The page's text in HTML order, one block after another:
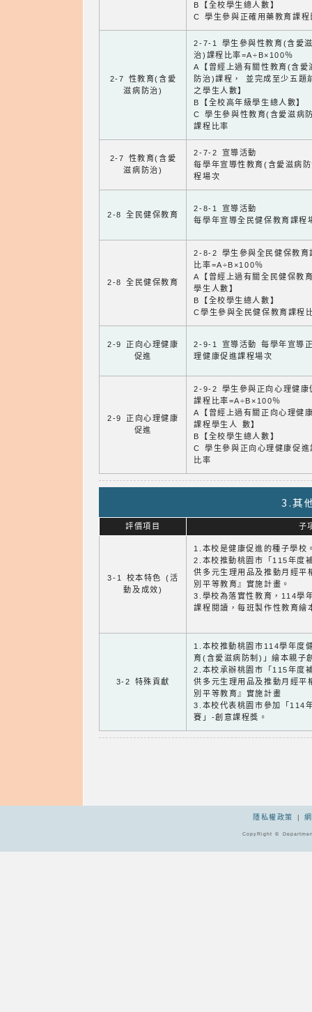
B【全校學生總人數】
C 學生參與正確用藥教育課程
2-7 性教育(含愛
滋病防治)
2-7-1 學生參與性教育(含愛
治)課程比率=A÷B×100％
A【曾經上過有關性教育(含愛
防治)課程， 並完成至少五題
之學生人數】
B【全校高年級學生總人數】
C 學生參與性教育(含愛滋病
課程比率
2-7 性教育(含愛
滋病防治)
2-7-2 宣導活動
每學年宣導性教育(含愛滋病
程場次
2-8 全民健保教育
2-8-1 宣導活動
每學年宣導全民健保教育課程
2-8 全民健保教育
2-8-2 學生參與全民健保教育
比率=A÷B×100％
A【曾經上過有關全民健保教
學生人數】
B【全校學生總人數】
C學生參與全民健保教育課程
2-9 正向心理健康
促進
2-9-1 宣導活動 每學年宣導
理健康促進課程場次
2-9 正向心理健康
促進
2-9-2 學生參與正向心理健康
課程比率=A÷B×100％
A【曾經上過有關正向心理健
課程學生人 數】
B【全校學生總人數】
C 學生參與正向心理健康促進
比率
3.其
評價項目 子
3-1 校本特色 (活
動及成效)
1.本校是健康促進的種子學校
2.本校推動桃園市「115年度
供多元生理用品及推動月經平
別平等教育』實施計畫。
3.學校為落實性教育，114學
課程閱讀，每班製作性教育繪
3-2 特殊貢獻
1.本校推動桃園市114學年度
育(含愛滋病防制)」繪本親子
2.本校承辦桃園市「115年度
供多元生理用品及推動月經平
別平等教育』實施計畫
3.本校代表桃園市參加「114
賽」-創意課程獎。
隱私權政策 |
CopyRight ©